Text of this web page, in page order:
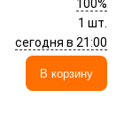
100%
1 шт.
сегодня в 21:00
В корзину